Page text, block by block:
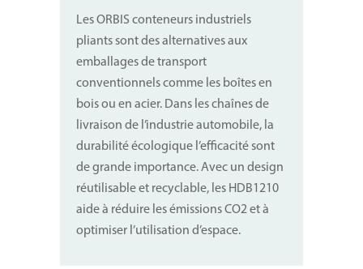
Les ORBIS conteneurs industriels
pliants sont des alternatives aux
emballages de transport
conventionnels comme les boîtes en
bois ou en acier. Dans les chaînes de
livraison de l’industrie automobile, la
durabilité écologique l’efficacité sont
de grande importance. Avec un design
réutilisable et recyclable, les HDB1210
aide à réduire les émissions CO2 et à
optimiser l’utilisation d’espace.